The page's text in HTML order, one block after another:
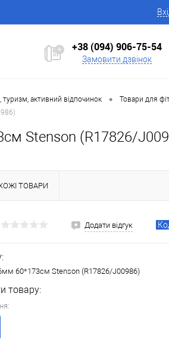
+38 (094) 906-75-54
Замовити дзвінок
туризм, активний відпочинок • Товари для
Stenson (R17826/
ТОВАРИ
Додати відгук
60*173см Stenson (R17826/J00986)
товару: